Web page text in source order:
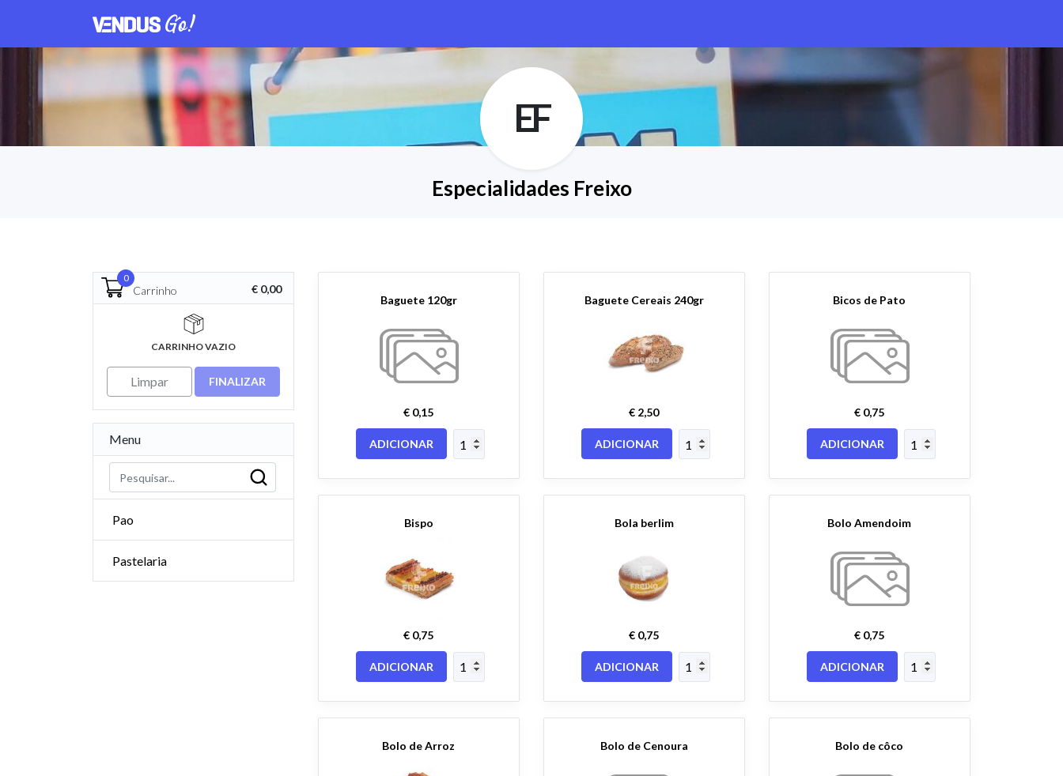
EF
Especialidades Freixo
0
Carrinho € 0,00
CARRINHO VAZIO
Limpar FINALIZAR
Menu
Pao
Pastelaria
Baguete 120gr
€ 0,15
ADICIONAR
Baguete Cereais 240gr
€ 2,50
ADICIONAR
Bicos de Pato
€ 0,75
ADICIONAR
Bispo
€ 0,75
ADICIONAR
Bola berlim
€ 0,75
ADICIONAR
Bolo Amendoim
€ 0,75
ADICIONAR
Bolo de Arroz Bolo de Cenoura Bolo de côco